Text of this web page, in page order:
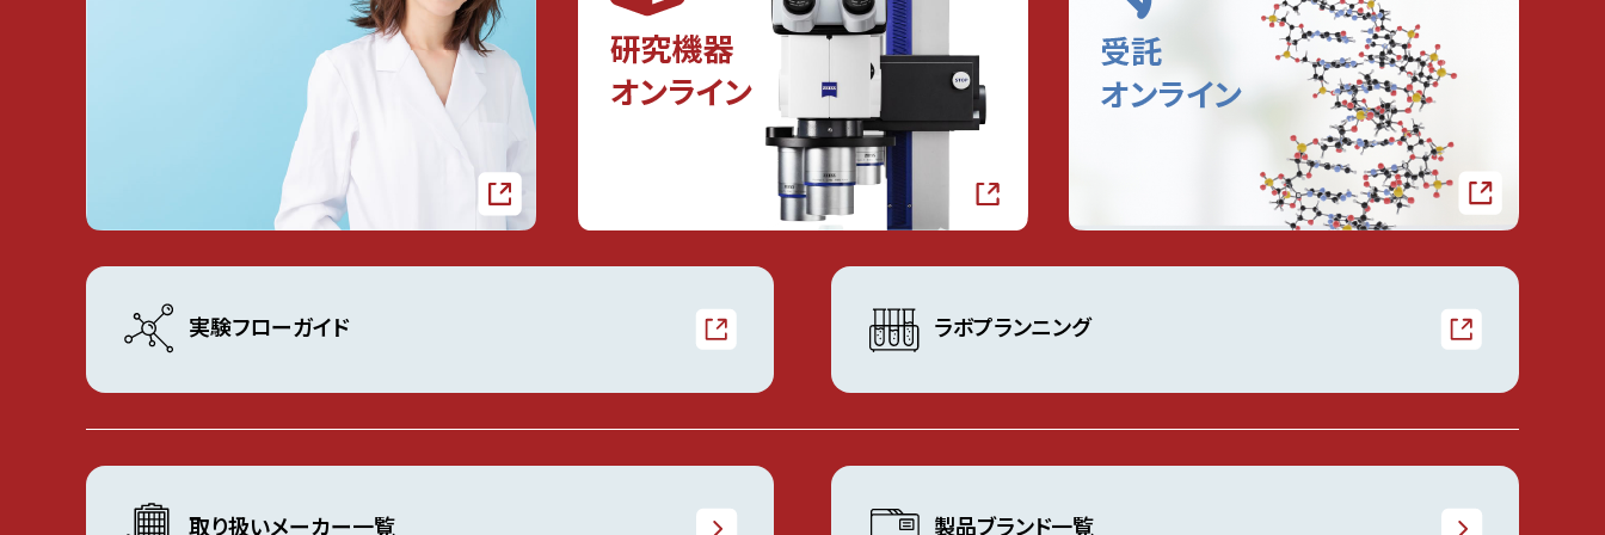
実験フローガイド ラボプランニング
取り扱いメーカー一覧 製品ブランド一覧